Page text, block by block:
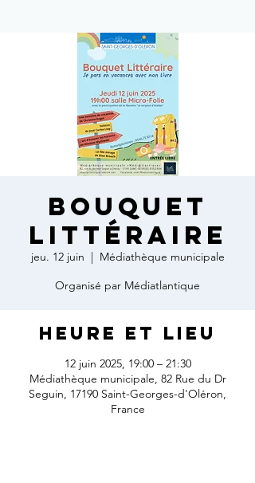
Bouquet
littéraire
jeu. 12 juin
  |
Médiathèque municipale
Organisé par Médiatlantique
Heure et lieu
12 juin 2025, 19:00 – 21:30
Médiathèque municipale, 82 Rue du Dr
Seguin, 17190 Saint-Georges-d'Oléron,
France